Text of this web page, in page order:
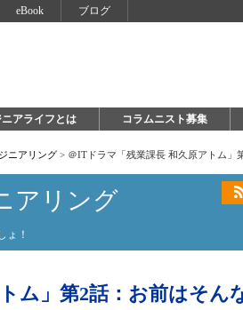
eBook ブログ
ニアライフとは コラムニスト募集
ニアリング > ＠ITドラマ「残業課長 和久原アトム」
アリング
ょ！
ム」第2話：お前はそん